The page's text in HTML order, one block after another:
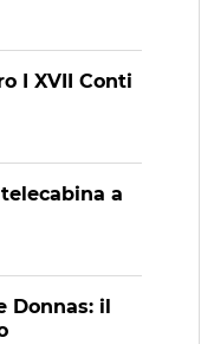
I XVII Conti
a
Donnas: il